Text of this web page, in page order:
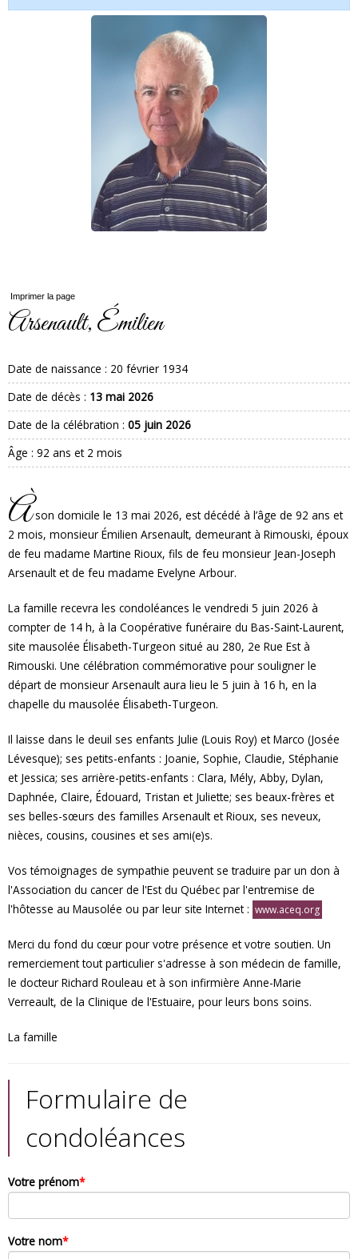
Imprimer la page
Arsenault, Émilien
Date de naissance : 20 février 1934
Date de décès : 13 mai 2026
Date de la célébration : 05 juin 2026
Âge : 92 ans et 2 mois
Àson domicile le 13 mai 2026, est décédé à l’âge de 92 ans et
2 mois, monsieur Émilien Arsenault, demeurant à Rimouski, époux
de feu madame Martine Rioux, fils de feu monsieur Jean-Joseph
Arsenault et de feu madame Evelyne Arbour.
La famille recevra les condoléances le vendredi 5 juin 2026 à
compter de 14 h, à la Coopérative funéraire du Bas-Saint-Laurent,
site mausolée Élisabeth-Turgeon situé au 280, 2e Rue Est à
Rimouski. Une célébration commémorative pour souligner le
départ de monsieur Arsenault aura lieu le 5 juin à 16 h, en la
chapelle du mausolée Élisabeth-Turgeon.
Il laisse dans le deuil ses enfants Julie (Louis Roy) et Marco (Josée
Lévesque); ses petits-enfants : Joanie, Sophie, Claudie, Stéphanie
et Jessica; ses arrière-petits-enfants : Clara, Mély, Abby, Dylan,
Daphnée, Claire, Édouard, Tristan et Juliette; ses beaux-frères et
ses belles-sœurs des familles Arsenault et Rioux, ses neveux,
nièces, cousins, cousines et ses ami(e)s.
Vos témoignages de sympathie peuvent se traduire par un don à
l'Association du cancer de l'Est du Québec par l'entremise de
l'hôtesse au Mausolée ou par leur site Internet : www.aceq.org
Merci du fond du cœur pour votre présence et votre soutien. Un
remerciement tout particulier s'adresse à son médecin de famille,
le docteur Richard Rouleau et à son infirmière Anne-Marie
Verreault, de la Clinique de l'Estuaire, pour leurs bons soins.
La famille
Formulaire de
condoléances
Votre prénom*
Votre nom*